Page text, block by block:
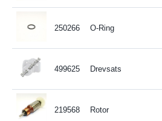
250266 O-Ring
499625 Drevsats
219568 Rotor